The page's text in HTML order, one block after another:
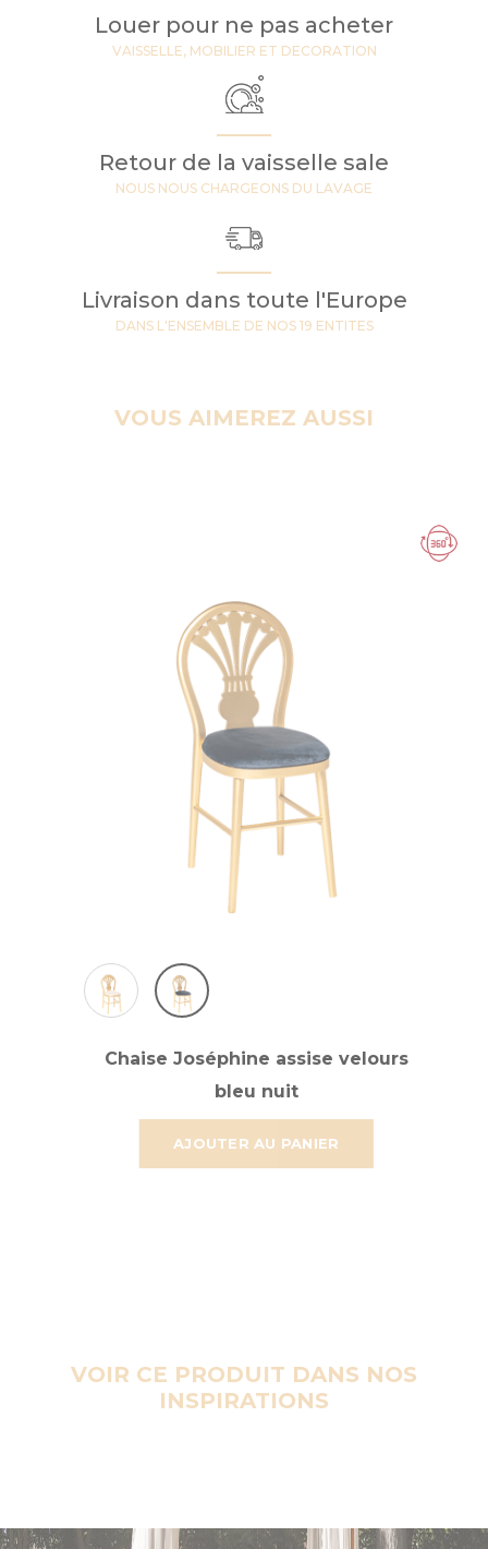
Louer pour ne pas acheter
VAISSELLE, MOBILIER ET DECORATION
Retour de la vaisselle sale
NOUS NOUS CHARGEONS DU LAVAGE
Livraison dans toute l'Europe
DANS L'ENSEMBLE DE NOS 19 ENTITES
VOUS AIMEREZ AUSSI
AJOUTER AU PANIER
Chaise Joséphine assise velours
bleu nuit
VOIR CE PRODUIT DANS NOS
INSPIRATIONS